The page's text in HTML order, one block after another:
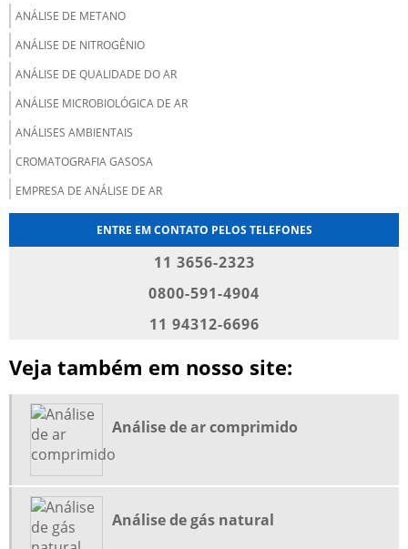
ANÁLISE DE METANO
ANÁLISE DE NITROGÊNIO
ANÁLISE DE QUALIDADE DO AR
ANÁLISE MICROBIOLÓGICA DE AR
ANÁLISES AMBIENTAIS
CROMATOGRAFIA GASOSA
EMPRESA DE ANÁLISE DE AR
EMPRESAS DE GASES INDUSTRIAIS
FORNECEDORES DE GASES INDUSTRIAIS
GASES ESPECIAIS
GASES ESPECIAIS PARA CALIBRAÇÃO
GASES MEDICINAIS EM HOSPITAIS
GASES PARA CALIBRAÇÃO
ENTRE EM CONTATO PELOS TELEFONES
11 3656-2323
0800-591-4904
11 94312-6696
Veja também em nosso site:
Análise de ar comprimido
Análise de gás natural